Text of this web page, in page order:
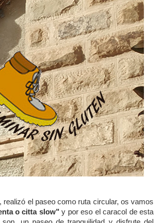
, realizó el paseo como ruta circular, os vamos
o citta slow" y por eso el caracol de esta